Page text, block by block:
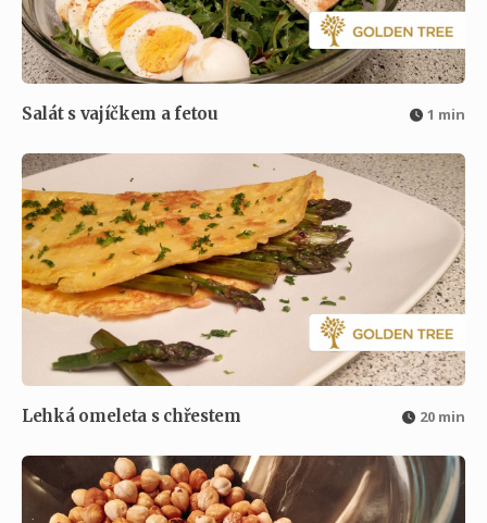
Salát s vajíčkem a fetou 1 min
Lehká omeleta s chřestem 20 min